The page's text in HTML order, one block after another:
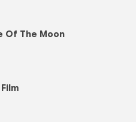
Of The Moon